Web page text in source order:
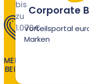
MEHRWERT
BEI AVETIA
Corporate
Vorteilsportal
Marken
bis
zu
1.070€